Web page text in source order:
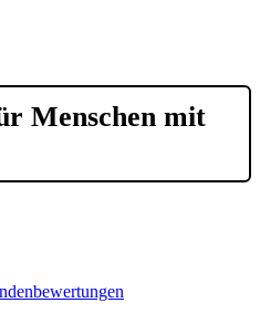
Menschen mit